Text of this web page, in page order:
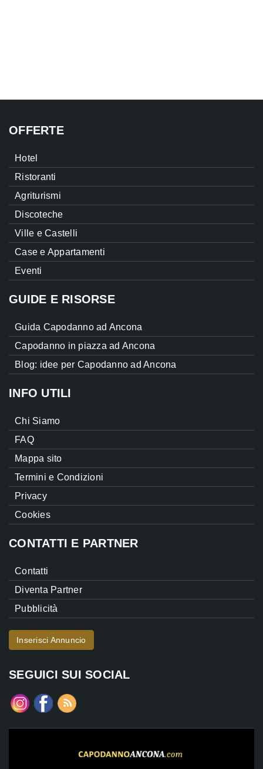
OFFERTE
Hotel
Ristoranti
Agriturismi
Discoteche
Ville e Castelli
Case e Appartamenti
Eventi
GUIDE E RISORSE
Guida Capodanno ad Ancona
Capodanno in piazza ad Ancona
Blog: idee per Capodanno ad Ancona
INFO UTILI
Chi Siamo
FAQ
Mappa sito
Termini e Condizioni
Privacy
Cookies
CONTATTI E PARTNER
Contatti
Diventa Partner
Pubblicità
Inserisci Annuncio
SEGUICI SUI SOCIAL